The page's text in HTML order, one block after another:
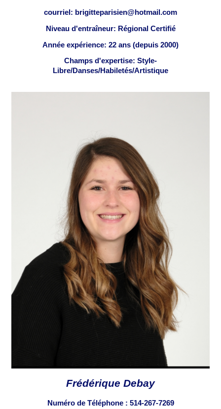
courriel: brigitteparisien@hotmail.com
Niveau d'entraîneur: Régional Certifié
Année expérience: 22 ans (depuis 2000)
Champs d'expertise: Style-
Libre/Danses/Habiletés/Artistique
Frédérique Debay
Numéro de Téléphone : 514-267-7269